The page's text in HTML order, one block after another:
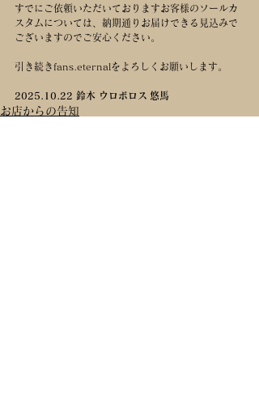
すでにご依頼いただいておりますお客様のソールカ
スタムについては、納期通りお届けできる見込みで
ございますのでご安心ください。
引き続きfans.eternalをよろしくお願いします。
2025.10.22 鈴木 ウロボロス 悠馬
お店からの告知